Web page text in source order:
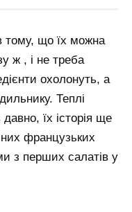
тому, що їх можна
ж , і не треба
охолонуть, а
Теплі
їх історія ще
французьких
з перших салатів у